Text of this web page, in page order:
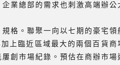
業總部的需求也刺激高端辦公
格。聯聚一向以七期的豪宅領
上臨近區域最大的兩個百貨商
創市場紀錄。預估在商辦市場